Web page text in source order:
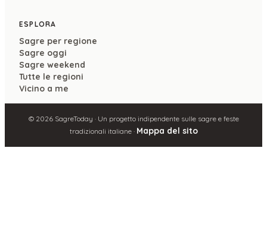
ESPLORA
Sagre per regione
Sagre oggi
Sagre weekend
Tutte le regioni
Vicino a me
© 2026SagreToday · Un progetto indipendente sulle sagre e feste
tradizionali italiane · Mappa del sito